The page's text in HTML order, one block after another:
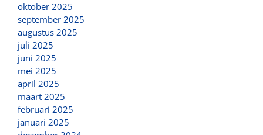
oktober 2025
september 2025
augustus 2025
juli 2025
juni 2025
mei 2025
april 2025
maart 2025
februari 2025
januari 2025